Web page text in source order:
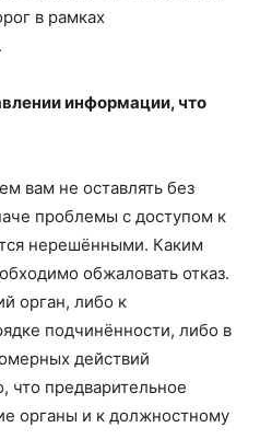
в рамках
информации, что
вам не оставлять без
проблемы с доступом к
нерешёнными. Каким
обжаловать отказ.
орган, либо к
подчинённости, либо в
действий
предварительное
органы и к должностному